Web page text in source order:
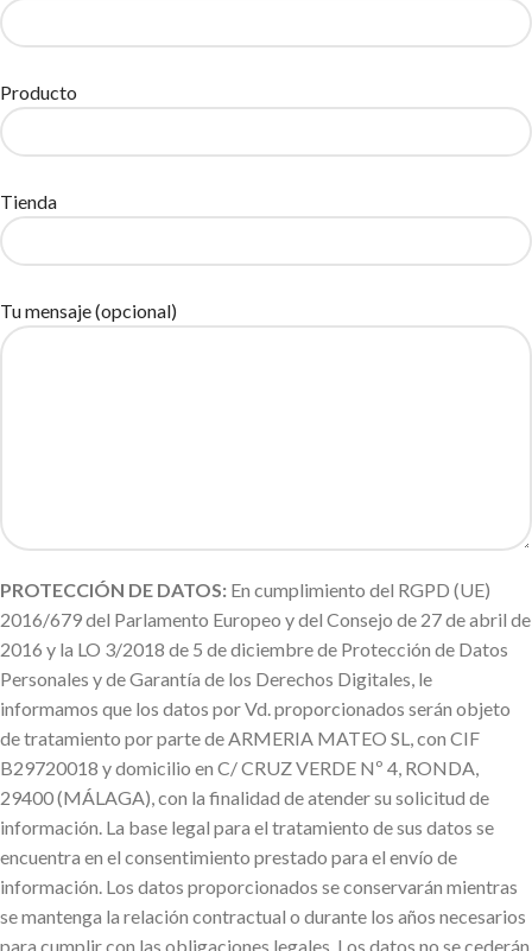
Producto
Tienda
Tu mensaje (opcional)
PROTECCIÓN DE DATOS: En cumplimiento del RGPD (UE)
2016/679 del Parlamento Europeo y del Consejo de 27 de abril de
2016 y la LO 3/2018 de 5 de diciembre de Protección de Datos
Personales y de Garantía de los Derechos Digitales, le
informamos que los datos por Vd. proporcionados serán objeto
de tratamiento por parte de ARMERIA MATEO SL, con CIF
B29720018 y domicilio en C/ CRUZ VERDE Nº 4, RONDA,
29400 (MÁLAGA), con la finalidad de atender su solicitud de
información. La base legal para el tratamiento de sus datos se
encuentra en el consentimiento prestado para el envío de
información. Los datos proporcionados se conservarán mientras
se mantenga la relación contractual o durante los años necesarios
para cumplir con las obligaciones legales. Los datos no se cederán